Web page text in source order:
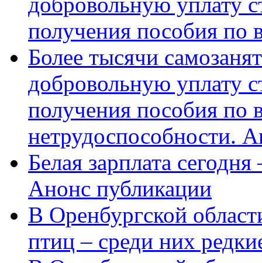
получения пособия по
Более тысячи
добровольную уплату
получения пособия по
нетрудоспособности.
Белая зарплата
Анонс публикации
В Оренбургской
птиц – среди них